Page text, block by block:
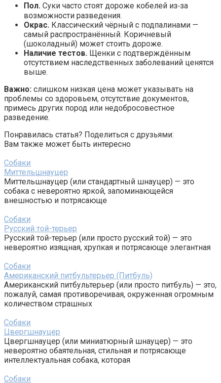
Пол. Суки часто стоят дороже кобелей из‑за
возможности разведения.
Окрас. Классический чёрный с подпалинами —
самый распространённый. Коричневый
(шоколадный) может стоить дороже.
Наличие тестов. Щенки с подтверждённым
отсутствием наследственных заболеваний ценятся
выше.
Важно: слишком низкая цена может указывать на
проблемы со здоровьем, отсутствие документов,
примесь других пород или недобросовестное
разведение.
Понравилась статья? Поделиться с друзьями:
Вам также может быть интересно
Собаки
Миттельшнауцер
Миттельшнауцер (или стандартный шнауцер) — это
собака с невероятно яркой, запоминающейся
внешностью и потрясающе
Собаки
Русский той-терьер
Русский той-терьер (или просто русский той) — это
невероятно изящная, хрупкая и потрясающе элегантная
Собаки
Американский питбультерьер (Питбуль)
Американский питбультерьер (или просто питбуль) — это,
пожалуй, самая противоречивая, окруженная огромным
количеством страшных
Собаки
Цвергшнауцер
Цвергшнауцер (или миниатюрный шнауцер) — это
невероятно обаятельная, стильная и потрясающе
интеллектуальная собака, которая
Собаки